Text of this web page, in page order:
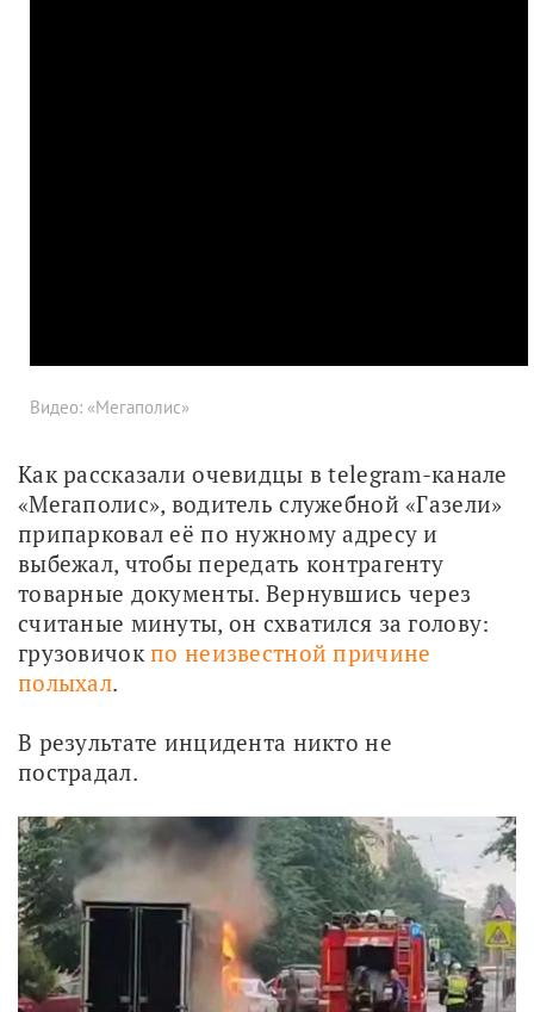
Видео: «Мегаполис»
Как рассказали очевидцы в telegram-канале
«Мегаполис», водитель служебной «Газели»
припарковал её по нужному адресу и
выбежал, чтобы передать контрагенту
товарные документы. Вернувшись через
считаные минуты, он схватился за голову:
грузовичок по неизвестной причине
полыхал.
В результате инцидента никто не
пострадал.